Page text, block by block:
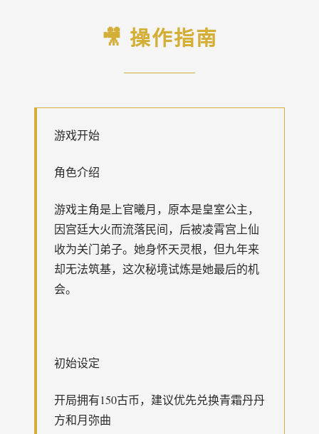
🎥 操作指南
游戏开始
角色介绍
游戏主角是上官曦月，原本是皇室公主，
因宫廷大火而流落民间，后被凌霄宫上仙
收为关门弟子。她身怀天灵根，但九年来
却无法筑基，这次秘境试炼是她最后的机
会。
初始设定
开局拥有150古币，建议优先兑换青霜丹丹
方和月弥曲